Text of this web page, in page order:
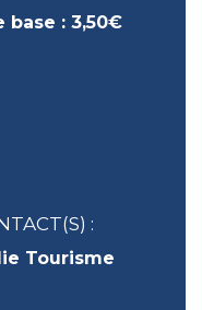
base : 3,50€
:
Tourisme